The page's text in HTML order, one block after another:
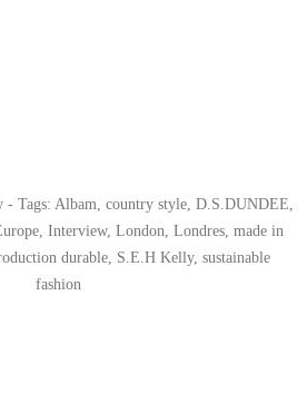
- Tags: Albam country style, D.S.DUNDEE
Interview, London Londres made in
durable S.E.H Kelly, sustainable
fashion